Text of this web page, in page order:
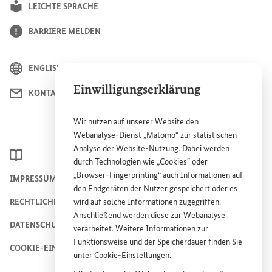
Einwilligungserklärung
Wir nutzen auf unsererWebsite den
Webanalyse-Dienst „Matomo“ zur statistischen
Analyse derWebsite-Nutzung. Dabei werden
durch Technologien wie „Cookies“ oder
„Browser-Fingerprinting“ auch Informationen auf
den Endgeräten der Nutzer gespeichert oder es
wird auf solche Informationen zugegriffen.
Anschließend werden diese zur Webanalyse
verarbeitet. Weitere Informationen zur
Funktionsweise und der Speicherdauer finden Sie
unterCookie-Einstellungen.
LEICHTE SPRACHE
BARRIERE MELDEN
ENGLISH
KONTAKT
LEXIKON
IMPRESSUM
RECHTLICHE HINWEISE
DATENSCHUTZHINWEIS
COOKIE-EINSTELLUNGEN